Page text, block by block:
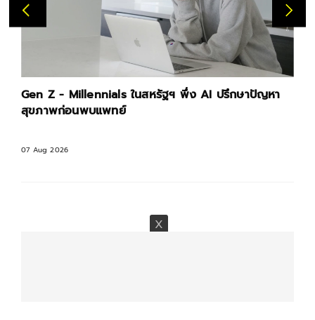
Gen Z - Millennials ในสหรัฐฯ พึ่ง AI ปรึกษาปัญหา
สุขภาพก่อนพบแพทย์
07 Aug 2026